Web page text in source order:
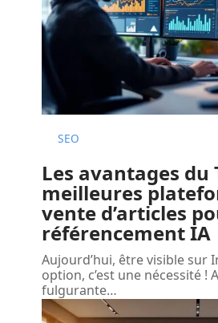
SEO
Les avantages du
meilleures
vente d’articles
référencement IA
Aujourd’hui, être visible sur
option, c’est une nécessité !
fulgurante…